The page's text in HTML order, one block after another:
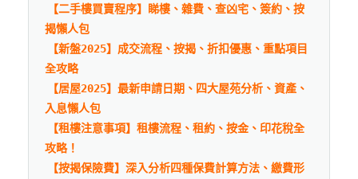
【二手樓買賣程序】睇樓、雜費、查凶宅、簽約、按
揭懶人包
【新盤2025】成交流程、按揭、折扣優惠、重點項目
全攻略
【居屋2025】最新申請日期、四大屋苑分析、資產、
入息懶人包
【租樓注意事項】租樓流程、租約、按金、印花稅全
攻略！
【按揭保險費】深入分析四種保費計算方法、繳費形